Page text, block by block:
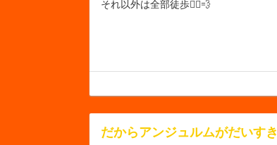
それ以外は全部徒歩🏃‍♀️💨
だからアンジュルムがだいすき